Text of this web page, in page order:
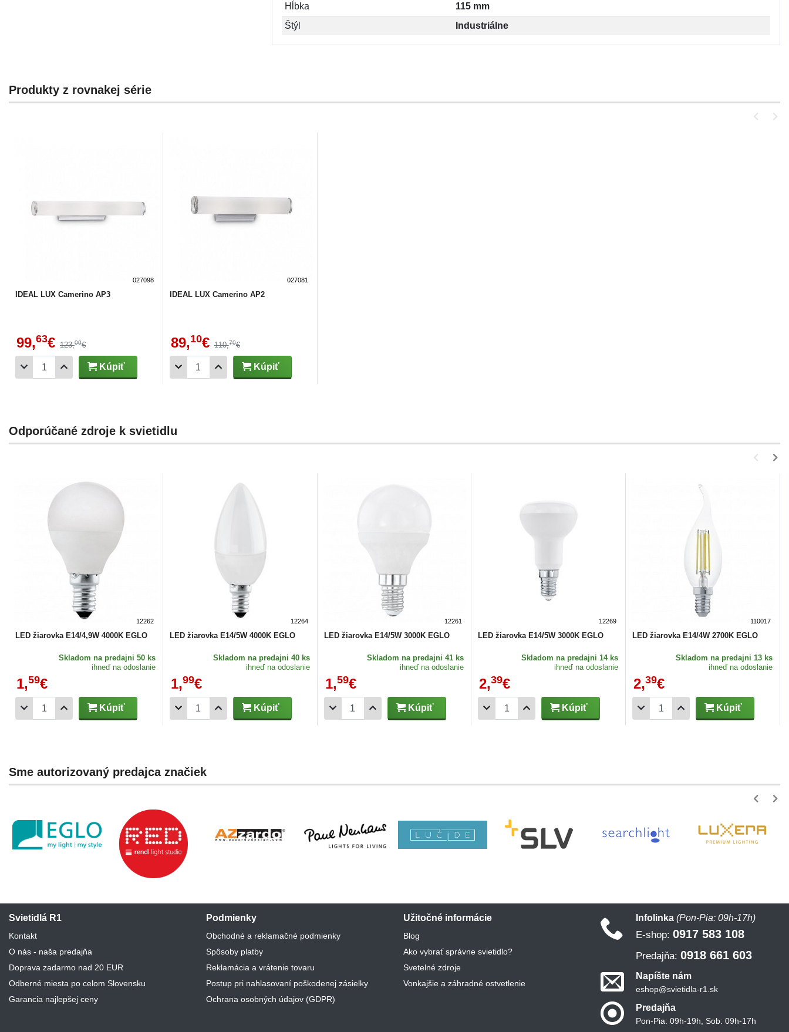
Hĺbka
115 mm
Štýl
Industriálne
Produkty z rovnakej série
027098
IDEAL LUX Camerino AP3
99,63€ 123,00€
Kúpiť
027081
IDEAL LUX Camerino AP2
89,10€ 110,70€
Kúpiť
Odporúčané zdroje k svietidlu
12262
LED žiarovka E14/4,9W 4000K EGLO
Skladom na predajni 50 ks
ihneď na odoslanie
1,59€
Kúpiť
12264
LED žiarovka E14/5W 4000K EGLO
Skladom na predajni 40 ks
ihneď na odoslanie
1,99€
Kúpiť
12261
LED žiarovka E14/5W 3000K EGLO
Skladom na predajni 41 ks
ihneď na odoslanie
1,59€
Kúpiť
12269
LED žiarovka E14/5W 3000K EGLO
Skladom na predajni 14 ks
ihneď na odoslanie
2,39€
Kúpiť
110017
LED žiarovka E14/4W 2700K EGLO
Skladom na predajni 13 ks
ihneď na odoslanie
2,39€
Kúpiť
Sme autorizovaný predajca značiek
Svietidlá R1
Kontakt
O nás - naša predajňa
Doprava zadarmo nad 20 EUR
Odberné miesta po celom Slovensku
Garancia najlepšej ceny
Podmienky
Obchodné a reklamačné podmienky
Spôsoby platby
Reklamácia a vrátenie tovaru
Postup pri nahlasovaní poškodenej zásielky
Ochrana osobných údajov (GDPR)
Užitočné informácie
Blog
Ako vybrať správne svietidlo?
Svetelné zdroje
Vonkajšie a záhradné ostvetlenie
Infolinka (Pon-Pia: 09h-17h)
E-shop: 0917 583 108
Predajňa: 0918 661 603
Napíšte nám
eshop@svietidla-r1.sk
Predajňa
Pon-Pia: 09h-19h, Sob: 09h-17h